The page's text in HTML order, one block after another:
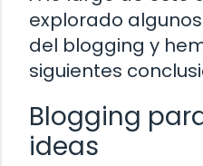
explorado
del blogging y
siguientes
Blogging
ideas